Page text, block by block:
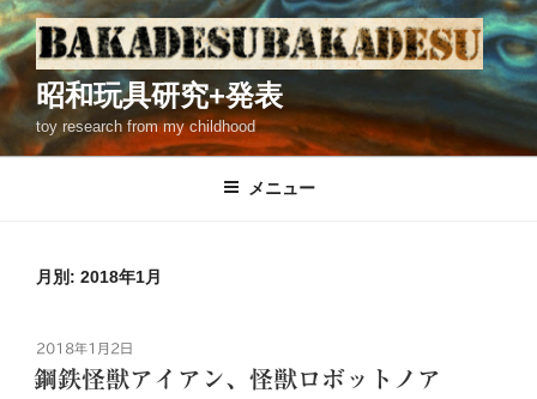
コ
ン
テ
ン
ツ
へ
昭和玩具研究+発表
toy research from my childhood
メニュー
月別: 2018年1月
投
稿
日:
2018年1月2日
鋼鉄怪獣アイアン、怪獣ロボットノア